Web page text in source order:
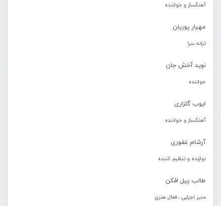
آهنگساز و خواننده
مهیار پوریان
ترانه سرا
نوید آخش جان
خواننده
ایوب گلزاری
آهنگساز و خواننده
آرشام غفوری
نوازنده و تنظیم کننده
طالب پیل افکن
مدیر اجرایی ، فعال هنری